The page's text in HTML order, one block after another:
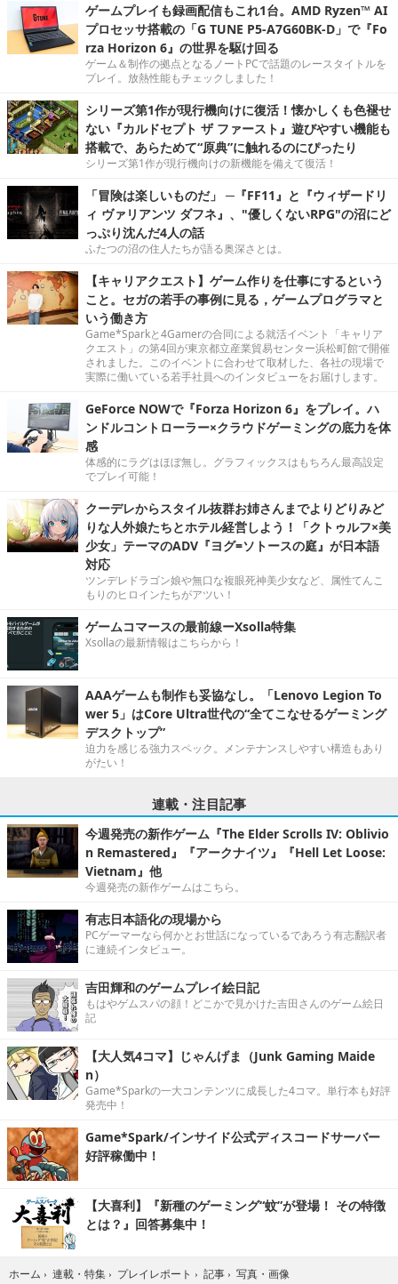
ゲームプレイも録画配信もこれ1台。AMD Ryzen™ AI
プロセッサ搭載の「G TUNE P5-A7G60BK-D」で『Fo
rza Horizon 6』の世界を駆け回る
ゲーム＆制作の拠点となるノートPCで話題のレースタイトルを
プレイ。放熱性能もチェックしました！
シリーズ第1作が現行機向けに復活！懐かしくも色褪せ
ない『カルドセプト ザ ファースト』遊びやすい機能も
搭載で、あらためて“原典”に触れるのにぴったり
シリーズ第1作が現行機向けの新機能を備えて復活！
「冒険は楽しいものだ」 ─『FF11』と『ウィザードリ
ィ ヴァリアンツ ダフネ』、"優しくないRPG"の沼にど
っぷり沈んだ4人の話
ふたつの沼の住人たちが語る奥深さとは。
【キャリアクエスト】ゲーム作りを仕事にするという
こと。セガの若手の事例に見る，ゲームプログラマと
いう働き方
Game*Sparkと4Gamerの合同による就活イベント「キャリア
クエスト」の第4回が東京都立産業貿易センター浜松町館で開催
されました。このイベントに合わせて取材した、各社の現場で
実際に働いている若手社員へのインタビューをお届けします。
GeForce NOWで『Forza Horizon 6』をプレイ。ハ
ンドルコントローラー×クラウドゲーミングの底力を体
感
体感的にラグはほぼ無し。グラフィックスはもちろん最高設定
でプレイ可能！
クーデレからスタイル抜群お姉さんまでよりどりみど
りな人外娘たちとホテル経営しよう！「クトゥルフ×美
少女」テーマのADV『ヨグ=ソトースの庭』が日本語
対応
ツンデレドラゴン娘や無口な複眼死神美少女など、属性てんこ
もりのヒロインたちがアツい！
ゲームコマースの最前線ーXsolla特集
Xsollaの最新情報はこちらから！
AAAゲームも制作も妥協なし。「Lenovo Legion To
wer 5」はCore Ultra世代の“全てこなせるゲーミング
デスクトップ”
迫力を感じる強力スペック。メンテナンスしやすい構造もあり
がたい！
連載・注目記事
今週発売の新作ゲーム『The Elder Scrolls IV: Oblivio
n Remastered』『アークナイツ』『Hell Let Loose:
Vietnam』他
今週発売の新作ゲームはこちら。
有志日本語化の現場から
PCゲーマーなら何かとお世話になっているであろう有志翻訳者
に連続インタビュー。
吉田輝和のゲームプレイ絵日記
もはやゲムスパの顔！どこかで見かけた吉田さんのゲーム絵日
記
【大人気4コマ】じゃんげま（Junk Gaming Maide
n）
Game*Sparkの一大コンテンツに成長した4コマ。単行本も好評
発売中！
Game*Spark/インサイド公式ディスコードサーバー
好評稼働中！
【大喜利】『新種のゲーミング“蚊”が登場！ その特徴
とは？』回答募集中！
ホーム › 連載・特集 › プレイレポート › 記事 › 写真・画像